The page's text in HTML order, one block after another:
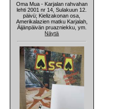
Oma Mua - Karjalan rahvahan
lehti 2001 nr 14, Sulakuun 12.
päivü; Kielizakonan osa,
Amerikalazien matku Karjalah,
Äijänpäivän pruazniekku, ym.
Näytä